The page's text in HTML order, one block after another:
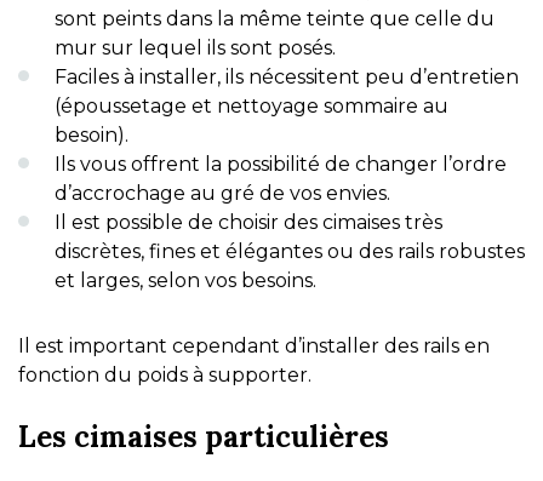
sont peints dans la même teinte que celle du
mur sur lequel ils sont posés.
Faciles à installer, ils nécessitent peu d’entretien
(époussetage et nettoyage sommaire au
besoin).
Ils vous offrent la possibilité de changer l’ordre
d’accrochage au gré de vos envies.
Il est possible de choisir des cimaises très
discrètes, fines et élégantes ou des rails robustes
et larges, selon vos besoins.
Il est important cependant d’installer des rails en
fonction du poids à supporter.
Les cimaises particulières